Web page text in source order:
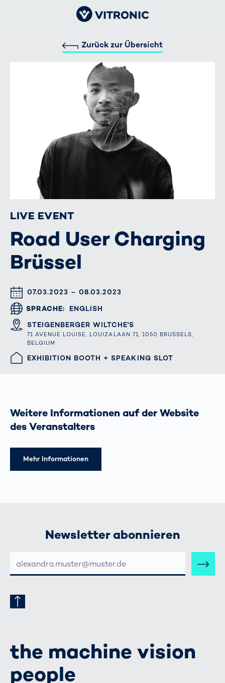
Zurück zur Übersicht
LIVE EVENT
Road User Charging
Brüssel
DATUM & UHRZEIT
07.03.2023 – 08.03.2023
SPRACHE
ENGLISH
ORT
STEIGENBERGER WILTCHE'S
71 AVENUE LOUISE, LOUIZALAAN 71, 1050 BRUSSELS,
BELGIUM
HALLE/STAND
EXHIBITION BOOTH + SPEAKING SLOT
Weitere Informationen auf der Website
des Veranstalters
Mehr Informationen
Newsletter abonnieren
MAIL-
ADRESSE
the machine vision
people